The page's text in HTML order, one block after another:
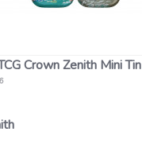
Crown Zenith Mini Tin